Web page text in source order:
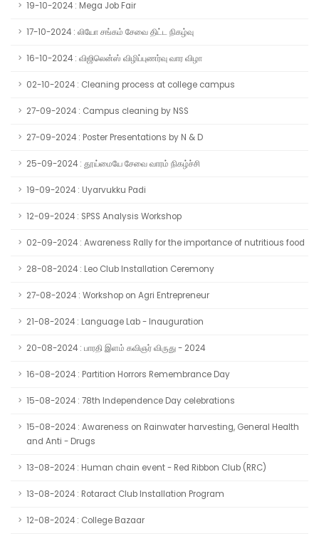
19-10-2024 : Mega Job Fair
17-10-2024 : லியோ சங்கம் சேவை திட்ட நிகழ்வு
16-10-2024 : விஜிலென்ஸ் விழிப்புணர்வு வார விழா
02-10-2024 : Cleaning process at college campus
27-09-2024 : Campus cleaning by NSS
27-09-2024 : Poster Presentations by N & D
25-09-2024 : தூய்மையே சேவை வாரம் நிகழ்ச்சி
19-09-2024 : Uyarvukku Padi
12-09-2024 : SPSS Analysis Workshop
02-09-2024 : Awareness Rally for the importance of nutritious food
28-08-2024 : Leo Club Installation Ceremony
27-08-2024 : Workshop on Agri Entrepreneur
21-08-2024 : Language Lab - Inauguration
20-08-2024 : பாரதி இளம் கவிஞர் விருது - 2024
16-08-2024 : Partition Horrors Remembrance Day
15-08-2024 : 78th Independence Day celebrations
15-08-2024 : Awareness on Rainwater harvesting, General Health
and Anti - Drugs
13-08-2024 : Human chain event - Red Ribbon Club (RRC)
13-08-2024 : Rotaract Club Installation Program
12-08-2024 : College Bazaar